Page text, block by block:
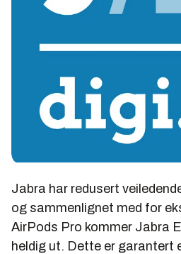
Jabra har redusert
og sammenlignet med for
AirPods Pro kommer Jabra
heldig ut. Dette er garantert